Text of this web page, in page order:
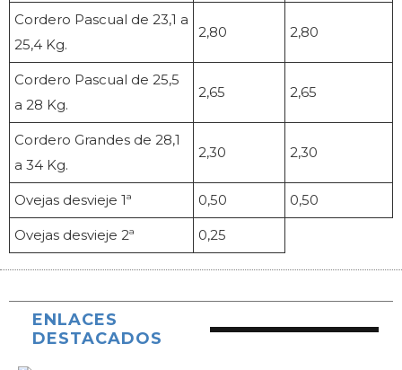
Cordero Pascual de 23,1 a
25,4 Kg.
2,80 2,80
Cordero Pascual de 25,5
a 28 Kg.
2,65 2,65
Cordero Grandes de 28,1
a 34 Kg.
2,30 2,30
Ovejas desvieje 1ª 0,50 0,50
Ovejas desvieje 2ª 0,25
ENLACES
DESTACADOS